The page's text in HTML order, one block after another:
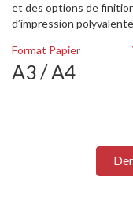
et des options de
d’impression
Format Papier
A3 / A4